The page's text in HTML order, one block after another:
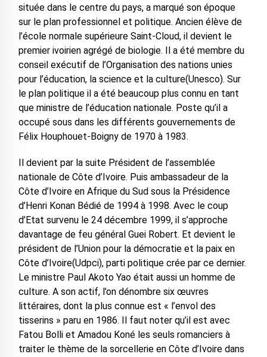
située dans le centre du pays, a marqué son époque
sur le plan professionnel et politique. Ancien élève de
l’école normale supérieure Saint-Cloud, il devient le
premier ivoirien agrégé de biologie. Il a été membre du
conseil exécutif de l’Organisation des nations unies
pour l’éducation, la science et la culture(Unesco). Sur
le plan politique il a été beaucoup plus connu en tant
que ministre de l’éducation nationale. Poste qu’il a
occupé sous dans les différents gouvernements de
Félix Houphouet-Boigny de 1970 à 1983.
Il devient par la suite Président de l’assemblée
nationale de Côte d’Ivoire. Puis ambassadeur de la
Côte d’Ivoire en Afrique du Sud sous la Présidence
d’Henri Konan Bédié de 1994 à 1998. Avec le coup
d’Etat survenu le 24 décembre 1999, il s’approche
davantage de feu général Guei Robert. Et devient le
président de l’Union pour la démocratie et la paix en
Côte d’Ivoire(Udpci), parti politique crée par ce dernier.
Le ministre Paul Akoto Yao était aussi un homme de
culture. A son actif, l’on dénombre six œuvres
littéraires, dont la plus connue est « l’envol des
tisserins » paru en 1986. Il faut noter qu’il est avec
Fatou Bolli et Amadou Koné les seuls romanciers à
traiter le thème de la sorcellerie en Côte d’Ivoire dans